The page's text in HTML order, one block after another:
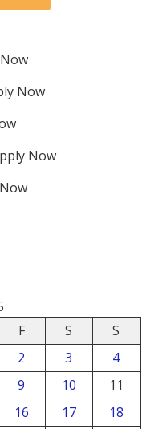
Now
Now
F S
S
2 3
4
9 10
11
16 17
18